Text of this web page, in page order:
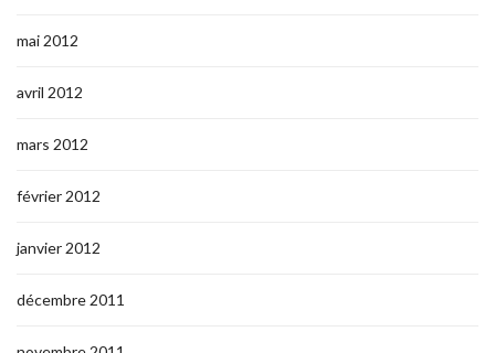
mai 2012
avril 2012
mars 2012
février 2012
janvier 2012
décembre 2011